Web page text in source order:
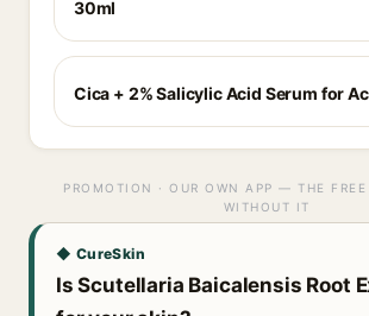
30ml
Cica + 2% Salicylic Acid Serum for
PROMOTION · OUR OWN APP — THE FREE
WITHOUT IT
◆ CureSkin
Is Scutellaria Baicalensis Root